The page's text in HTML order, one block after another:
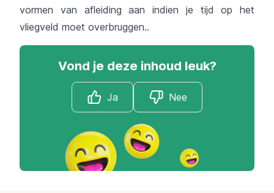
vormen van afleiding aan indien je tijd op het
vliegveld moet overbruggen..
Vond je deze inhoud leuk?
Ja Nee